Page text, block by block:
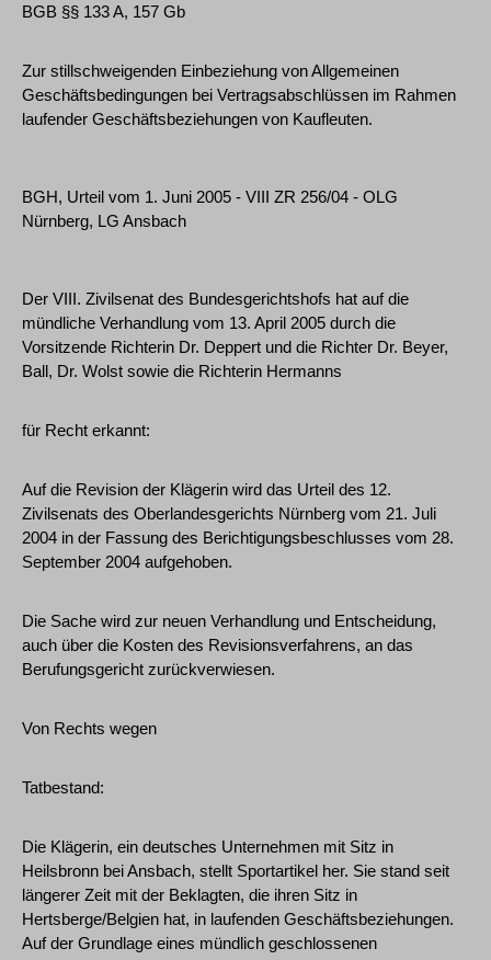
BGB §§ 133 A, 157 Gb
Zur stillschweigenden Einbeziehung von Allgemeinen
Geschäftsbedingungen bei Vertragsabschlüssen im Rahmen
laufender Geschäftsbeziehungen von Kaufleuten.
BGH, Urteil vom 1. Juni 2005 - VIII ZR 256/04 - OLG
Nürnberg, LG Ansbach
Der VIII. Zivilsenat des Bundesgerichtshofs hat auf die
mündliche Verhandlung vom 13. April 2005 durch die
Vorsitzende Richterin Dr. Deppert und die Richter Dr. Beyer,
Ball, Dr. Wolst sowie die Richterin Hermanns
für Recht erkannt:
Auf die Revision der Klägerin wird das Urteil des 12.
Zivilsenats des Oberlandesgerichts Nürnberg vom 21. Juli
2004 in der Fassung des Berichtigungsbeschlusses vom 28.
September 2004 aufgehoben.
Die Sache wird zur neuen Verhandlung und Entscheidung,
auch über die Kosten des Revisionsverfahrens, an das
Berufungsgericht zurückverwiesen.
Von Rechts wegen
Tatbestand:
Die Klägerin, ein deutsches Unternehmen mit Sitz in
Heilsbronn bei Ansbach, stellt Sportartikel her. Sie stand seit
längerer Zeit mit der Beklagten, die ihren Sitz in
Hertsberge/Belgien hat, in laufenden Geschäftsbeziehungen.
Auf der Grundlage eines mündlich geschlossenen